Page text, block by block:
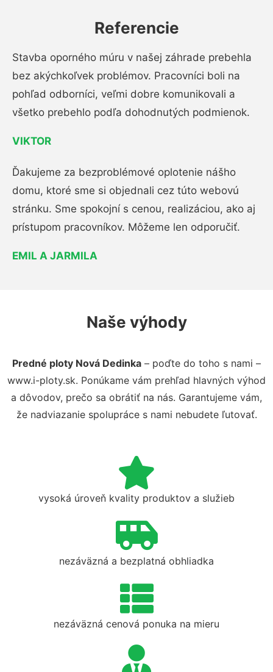
Referencie
Stavba oporného múru v našej záhrade prebehla
bez akýchkoľvek problémov. Pracovníci boli na
pohľad odborníci, veľmi dobre komunikovali a
všetko prebehlo podľa dohodnutých podmienok.
VIKTOR
Ďakujeme za bezproblémové oplotenie nášho
domu, ktoré sme si objednali cez túto webovú
stránku. Sme spokojní s cenou, realizáciou, ako aj
prístupom pracovníkov. Môžeme len odporučiť.
EMIL A JARMILA
Naše výhody
Predné ploty Nová Dedinka – poďte do toho s nami –
www.i-ploty.sk. Ponúkame vám prehľad hlavných výhod
a dôvodov, prečo sa obrátiť na nás. Garantujeme vám,
že nadviazanie spolupráce s nami nebudete ľutovať.
vysoká úroveň kvality produktov a služieb
nezáväzná a bezplatná obhliadka
nezáväzná cenová ponuka na mieru